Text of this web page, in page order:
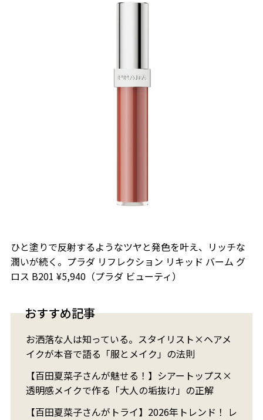
ひと塗りで反射するようなツヤと発色を叶え、リッチな
潤いが続く。プラダ リフレクション リキッド バーム グ
ロス B201 ¥5,940（プラダ ビューティ）
おすすめ記事
お洒落な人は知っている。スタイリスト×ヘアメ
イクが本音で語る「服とメイク」の法則
【百田夏菜子さんが魅せる！】シアートップス×
透明感メイクで作る「大人の垢抜け」の正解
【百田夏菜子さんがトライ】2026年トレンド！ レ